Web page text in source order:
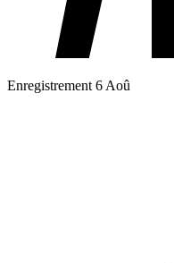
Enregistrement 6 Aoû